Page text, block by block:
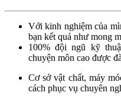
Với kinh nghiệm của
bạn kết quả như mong
100% đội ngũ kỹ
chuyện môn cao được
Cơ sở vật chất, máy
cách phục vụ chuyên